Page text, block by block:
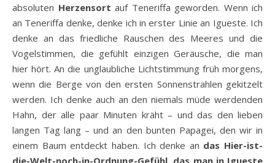
absoluten Herzensort auf Teneriffa geworden. Wenn ich
an Teneriffa denke, denke ich in erster Linie an Igueste. Ich
denke an das friedliche Rauschen des Meeres und die
Vogelstimmen, die gefühlt einzigen Geräusche, die man
hier hört. An die unglaubliche Lichtstimmung früh morgens,
wenn die Berge von den ersten Sonnenstrahlen gekitzelt
werden. Ich denke auch an den niemals müde werdenden
Hahn, der alle paar Minuten kräht – und das den lieben
langen Tag lang – und an den bunten Papagei, den wir in
einem Baum entdeckt haben. Ich denke an das Hier-ist-
die-Welt-noch-in-Ordnung-Gefühl, das man in Igueste